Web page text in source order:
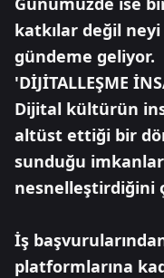
katkılar değil neyi
gündeme geliyor.
'DİJİTALLEŞME
Dijital kültürün
altüst ettiği bir
sunduğu
nesnelleştirdiğini
İş
platformlarına